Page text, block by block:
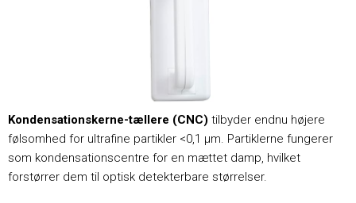
Kondensationskerne-tællere (CNC) tilbyder endnu højere
følsomhed for ultrafine partikler <0,1 μm. Partiklerne fungerer
som kondensationscentre for en mættet damp, hvilket
forstørrer dem til optisk detekterbare størrelser.